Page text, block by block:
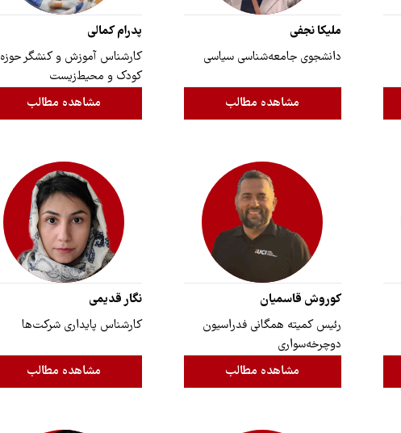
ملیکا نجفی
دانشجوی جامعه‌شناسی سیاسی
مشاهده مطالب
پدرام کمالی
کارشناس آموزش و کنشگر حوزه‌
کودک و محیط‌زیست
مشاهده مطالب
کوروش قاسمیان
رئیس کمیته ‌‌همگانی ‌‌‌فدراسیون‌‌‌
دوچرخه‌سواری
مشاهده مطالب
نگار قدیمی
کارشناس پایداری شرکت‌ها
مشاهده مطالب